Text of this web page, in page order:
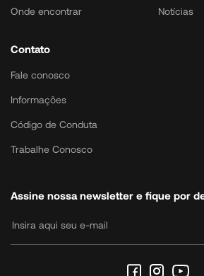
Onde encontrar Notícias
Contato
Fale conosco
Informações
Código de Conduta
Trabalhe Conosco
Assine nossa newsletter e fique por